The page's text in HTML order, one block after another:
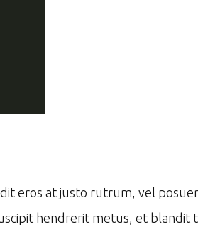
eros at justo rutrum, vel
hendrerit metus, et